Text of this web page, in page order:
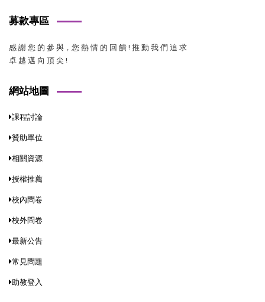
募款專區
感 謝 您 的 參 與，您 熱 情 的 回 饋 ! 推 動 我 們 追 求
卓 越 邁 向 頂 尖 !
網站地圖
課程討論
贊助單位
相關資源
授權推薦
校內問卷
校外問卷
最新公告
常見問題
助教登入